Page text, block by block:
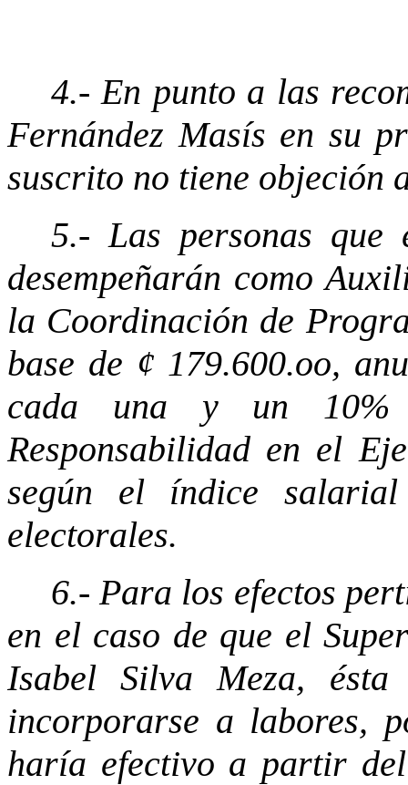
4.- En punto a las
Fernández Masís en su
suscrito no tiene objeción
5.- Las personas que
desempeñarán como
la Coordinación de
base de ¢ 179.600.oo,
cada una y un 10%
Responsabilidad en el
según el índice salarial
electorales.
6.- Para los efectos
en el caso de que el
Isabel Silva Meza,
incorporarse a labores,
haría efectivo a partir